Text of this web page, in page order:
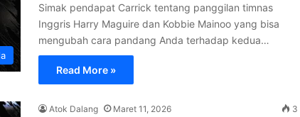
Simak pendapat Carrick tentang panggilan timnas
Inggris Harry Maguire dan Kobbie Mainoo yang bisa
mengubah cara pandang Anda terhadap kedua…
Read More »
Atok Dalang Maret 11, 2026 3